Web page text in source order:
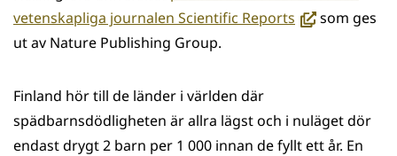
vetenskapliga journalen Scientific Reports (avautuu
toiseen
palveluun)
som ges
ut av Nature Publishing Group.
Finland hör till de länder i världen där
spädbarnsdödligheten är allra lägst och i nuläget dör
endast drygt 2 barn per 1 000 innan de fyllt ett år. En